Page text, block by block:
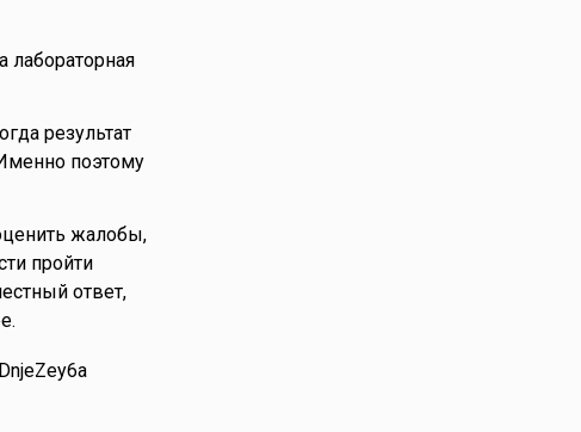
лабораторная
результат
поэтому
жалобы,
пройти
ответ,